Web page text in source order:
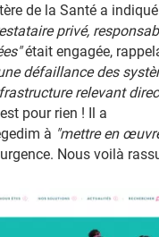
de la Santé a
privé,
était engagée,
défaillance des
relevant
pour rien ! Il a
à "mettre en
Nous voilà